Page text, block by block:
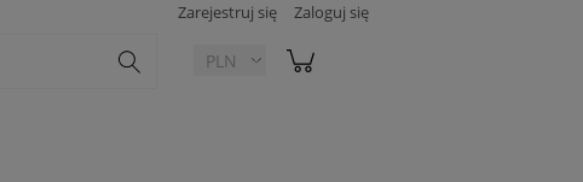
Zarejestruj się Zaloguj się